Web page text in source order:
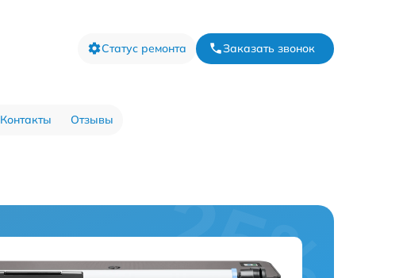
Статус ремонта Заказать звонок
Контакты Отзывы